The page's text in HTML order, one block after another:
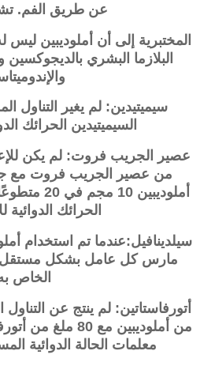
عن طريق الفم.
المختبرية إلى أن أملوديبين ليس
البلازما البشري بالديجوكسين
سيميتيدين: لم يغير التناول
السيميتيدين الحرائك
من عصير الجريب فروت مع
أملوديبين
الحرائك الدوائية
سيلدينافيل:عندما تم استخدام
مارس كل عامل بشكل مستقل
الخاص
من أملوديبين مع
معلمات الحالة الدوائية